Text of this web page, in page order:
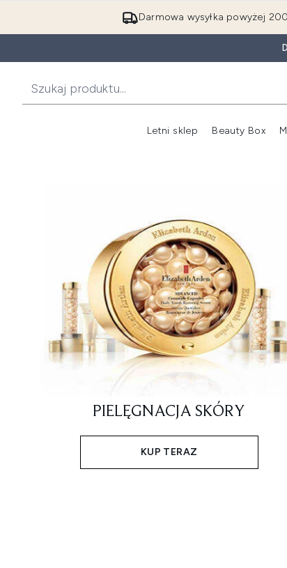
Darmowa wysyłka powyżej
Letni sklep Beauty Box
PIELĘGNACJA SKÓRY
KUP TERAZ